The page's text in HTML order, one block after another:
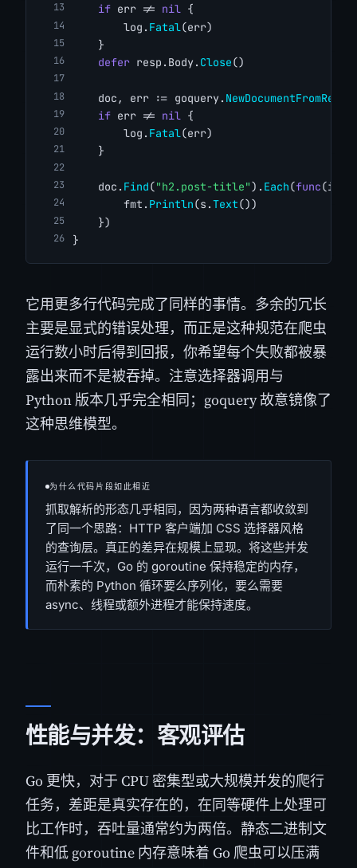
if err != nil {
        log.
Fatal(err)
    }
defer resp.Body. Close()
    doc, err := goquery.
if err != nil {
        log.
Fatal(err)
    }
    doc.
Find("h2.post-title"). Each(func(i
        fmt.
Println(s.Text())
    })
}
它用更多行代码完成了同样的事情。多余的冗长
主要是显式的错误处理，而正是这种规范在爬虫
运行数小时后得到回报，你希望每个失败都被暴
露出来而不是被吞掉。注意选择器调用与
Python 版本几乎完全相同；goquery 故意镜像了
这种思维模型。
为什么代码片段如此相近
抓取解析的形态几乎相同，因为两种语言都收敛到
了同一个思路：HTTP 客户端加 CSS 选择器风格
的查询层。真正的差异在规模上显现。将这些并发
运行一千次，Go 的 goroutine 保持稳定的内存，
而朴素的 Python 循环要么序列化，要么需要
async、线程或额外进程才能保持速度。
性能与并发：客观评估
Go 更快，对于 CPU 密集型或大规模并发的爬行
任务，差距是真实存在的，在同等硬件上处理可
比工作时，吞吐量通常约为两倍。静态二进制文
件和低 goroutine 内存意味着 Go 爬虫可以压满